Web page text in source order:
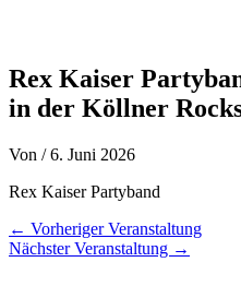
Rex Kaiser
in der Köllner
Von /6. Juni 2026
Rex Kaiser Partyband
← Vorheriger Veranstaltung
Nächster Veranstaltung →